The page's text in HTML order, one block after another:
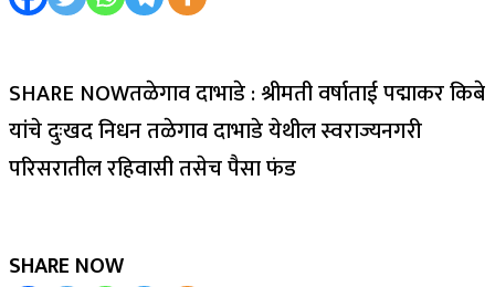
SHARE NOWतळेगाव दाभाडे : श्रीमती वर्षाताई पद्माकर किबे
यांचे दुःखद निधन तळेगाव दाभाडे येथील स्वराज्यनगरी
परिसरातील रहिवासी तसेच पैसा फंड
SHARE NOW